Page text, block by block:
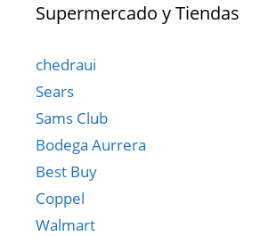
Supermercado y Tiendas
chedraui
Sears
Sams Club
Bodega Aurrera
Best Buy
Coppel
Walmart